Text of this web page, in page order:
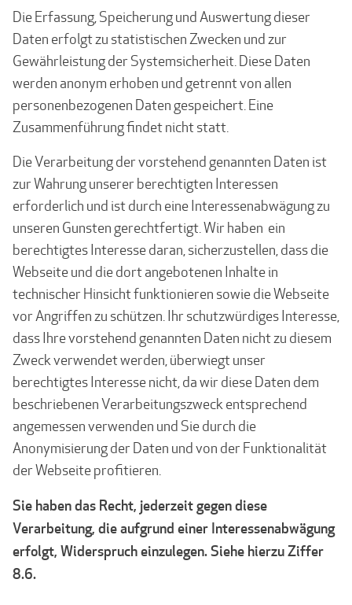
Die Erfassung, Speicherung und Auswertung dieser
Daten erfolgt zu statistischen Zwecken und zur
Gewährleistung der Systemsicherheit. Diese Daten
werden anonym erhoben und getrennt von allen
personenbezogenen Daten gespeichert. Eine
Zusammenführung findet nicht statt.
Die Verarbeitung der vorstehend genannten Daten ist
zur Wahrung unserer berechtigten Interessen
erforderlich und ist durch eine Interessenabwägung zu
unseren Gunsten gerechtfertigt. Wir haben ein
berechtigtes Interesse daran, sicherzustellen, dass die
Webseite und die dort angebotenen Inhalte in
technischer Hinsicht funktionieren sowie die Webseite
vor Angriffen zu schützen. Ihr schutzwürdiges Interesse,
dass Ihre vorstehend genannten Daten nicht zu diesem
Zweck verwendet werden, überwiegt unser
berechtigtes Interesse nicht, da wir diese Daten dem
beschriebenen Verarbeitungszweck entsprechend
angemessen verwenden und Sie durch die
Anonymisierung der Daten und von der Funktionalität
der Webseite profitieren.
Sie haben das Recht, jederzeit gegen diese
Verarbeitung, die aufgrund einer Interessenabwägung
erfolgt, Widerspruch einzulegen. Siehe hierzu Ziffer
8.6.